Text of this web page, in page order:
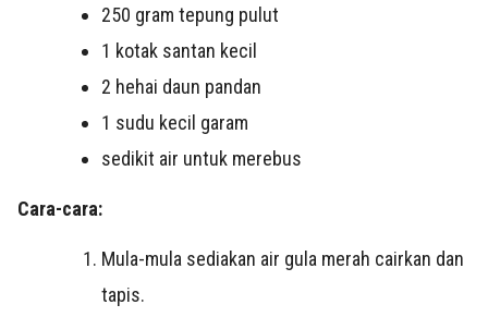
250 gram tepung pulut
1 kotak santan kecil
2 hehai daun pandan
1 sudu kecil garam
sedikit air untuk merebus
Cara-cara:
Mula-mula sediakan air gula merah cairkan dan
tapis.